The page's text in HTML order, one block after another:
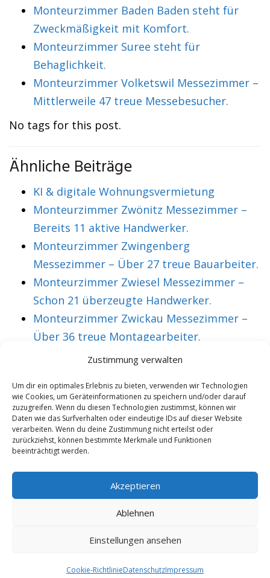
Zustimmung verwalten
Um dir ein optimales Erlebnis zu bieten, verwenden wir Technologien
wie Cookies, um Geräteinformationen zu speichern und/oder darauf
zuzugreifen. Wenn du diesen Technologien zustimmst, können wir
Daten wie das Surfverhalten oder eindeutige IDs auf dieser Website
verarbeiten. Wenn du deine Zustimmung nicht erteilst oder
zurückziehst, können bestimmte Merkmale und Funktionen
beeinträchtigt werden.
Akzeptieren
Ablehnen
Einstellungen ansehen
Cookie-RichtlinieDatenschutzImpressum
Monteurzimmer Baden Baden steht für
Zweckmäßigkeit mit Komfort.
Monteurzimmer Suree steht für
Behaglichkeit.
Monteurzimmer Volketswil Messezimmer –
Mittlerweile 47 treue Messebesucher.
No tags for this post.
Ähnliche Beiträge
KI & digitale Wohnungsvermietung
Monteurzimmer Zwönitz Messezimmer –
Bereits 11 aktive Handwerker.
Monteurzimmer Zwingenberg
Messezimmer – Über 27 treue Bauarbeiter.
Monteurzimmer Zwiesel Messezimmer –
Schon 21 überzeugte Handwerker.
Monteurzimmer Zwickau Messezimmer –
Über 36 treue Montagearbeiter.
VORHERIGER ARTIKEL
Monteurwohnung
Kärnten
Monteurzimmer –
Paul findet es
gemütlich.
NÄCHSTER ARTIKEL
Monteurzimmer
Kastellaun
Monteurunterkunft
Messebesucher in
Copyright 2025/26 - Wohnung mieten |
8.8.2026